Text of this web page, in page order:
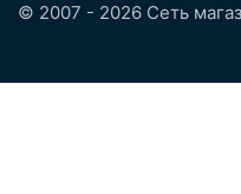
© 2007 - 2026 Сеть